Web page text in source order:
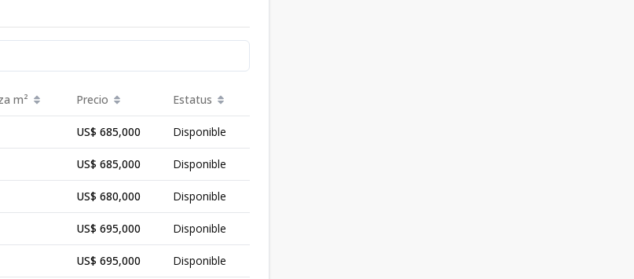
m² Precio Estatus
US$ 685,000 Disponible
US$ 685,000 Disponible
US$ 680,000 Disponible
US$ 695,000 Disponible
US$ 695,000 Disponible